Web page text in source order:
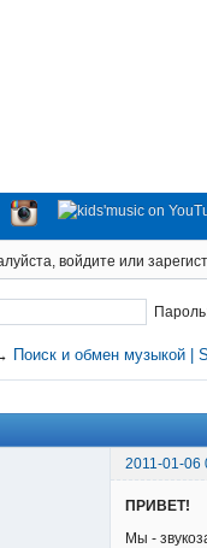
войдите или
Поиск и обмен музыкой |
2011-01-06
ПРИВЕТ!
Мы -